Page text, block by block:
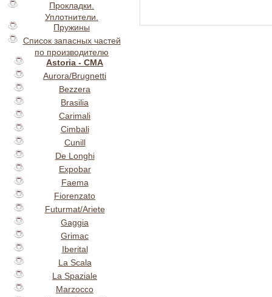
Прокладки.
Уплотнители.
Пружины
Список запасных частей
по производителю
Astoria - CMA
Aurora/Brugnetti
Bezzera
Brasilia
Carimali
Cimbali
Cunill
De Longhi
Expobar
Faema
Fiorenzato
Futurmat/Ariete
Gaggia
Grimac
Iberital
La Scala
La Spaziale
Marzocco